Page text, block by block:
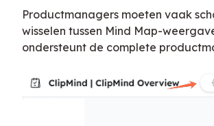
Productmanagers moeten vaak
wisselen tussen Mind Map-
ondersteunt de complete